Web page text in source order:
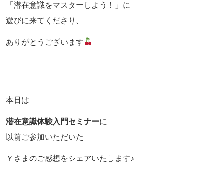
「潜在意識をマスターしよう！」に
遊びに来てくださり、
ありがとうございます
本日は
潜在意識体験入門セミナーに
以前ご参加いただいた
Ｙさまのご感想をシェアいたします♪